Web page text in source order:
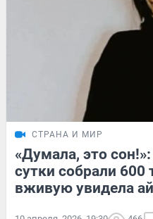
СТРАНА И МИР
«Думала, это
сутки собрали
вживую увидела